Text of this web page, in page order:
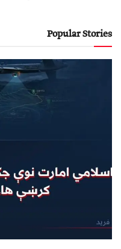
Popular Stories